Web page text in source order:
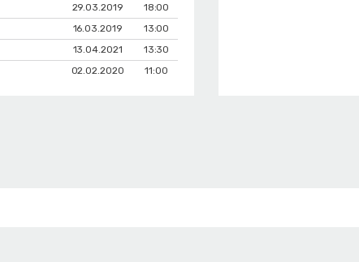
29.03.2019
18:00
16.03.2019
13:00
13.04.2021
13:30
02.02.2020 11:00